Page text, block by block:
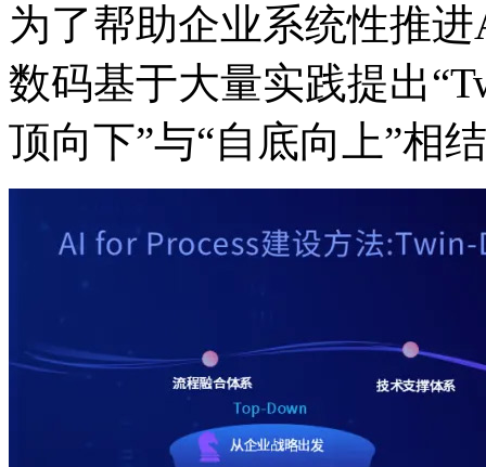
为了帮助企业系统性推进
数码基于大量实践提出
顶向下”与“自底向上”相